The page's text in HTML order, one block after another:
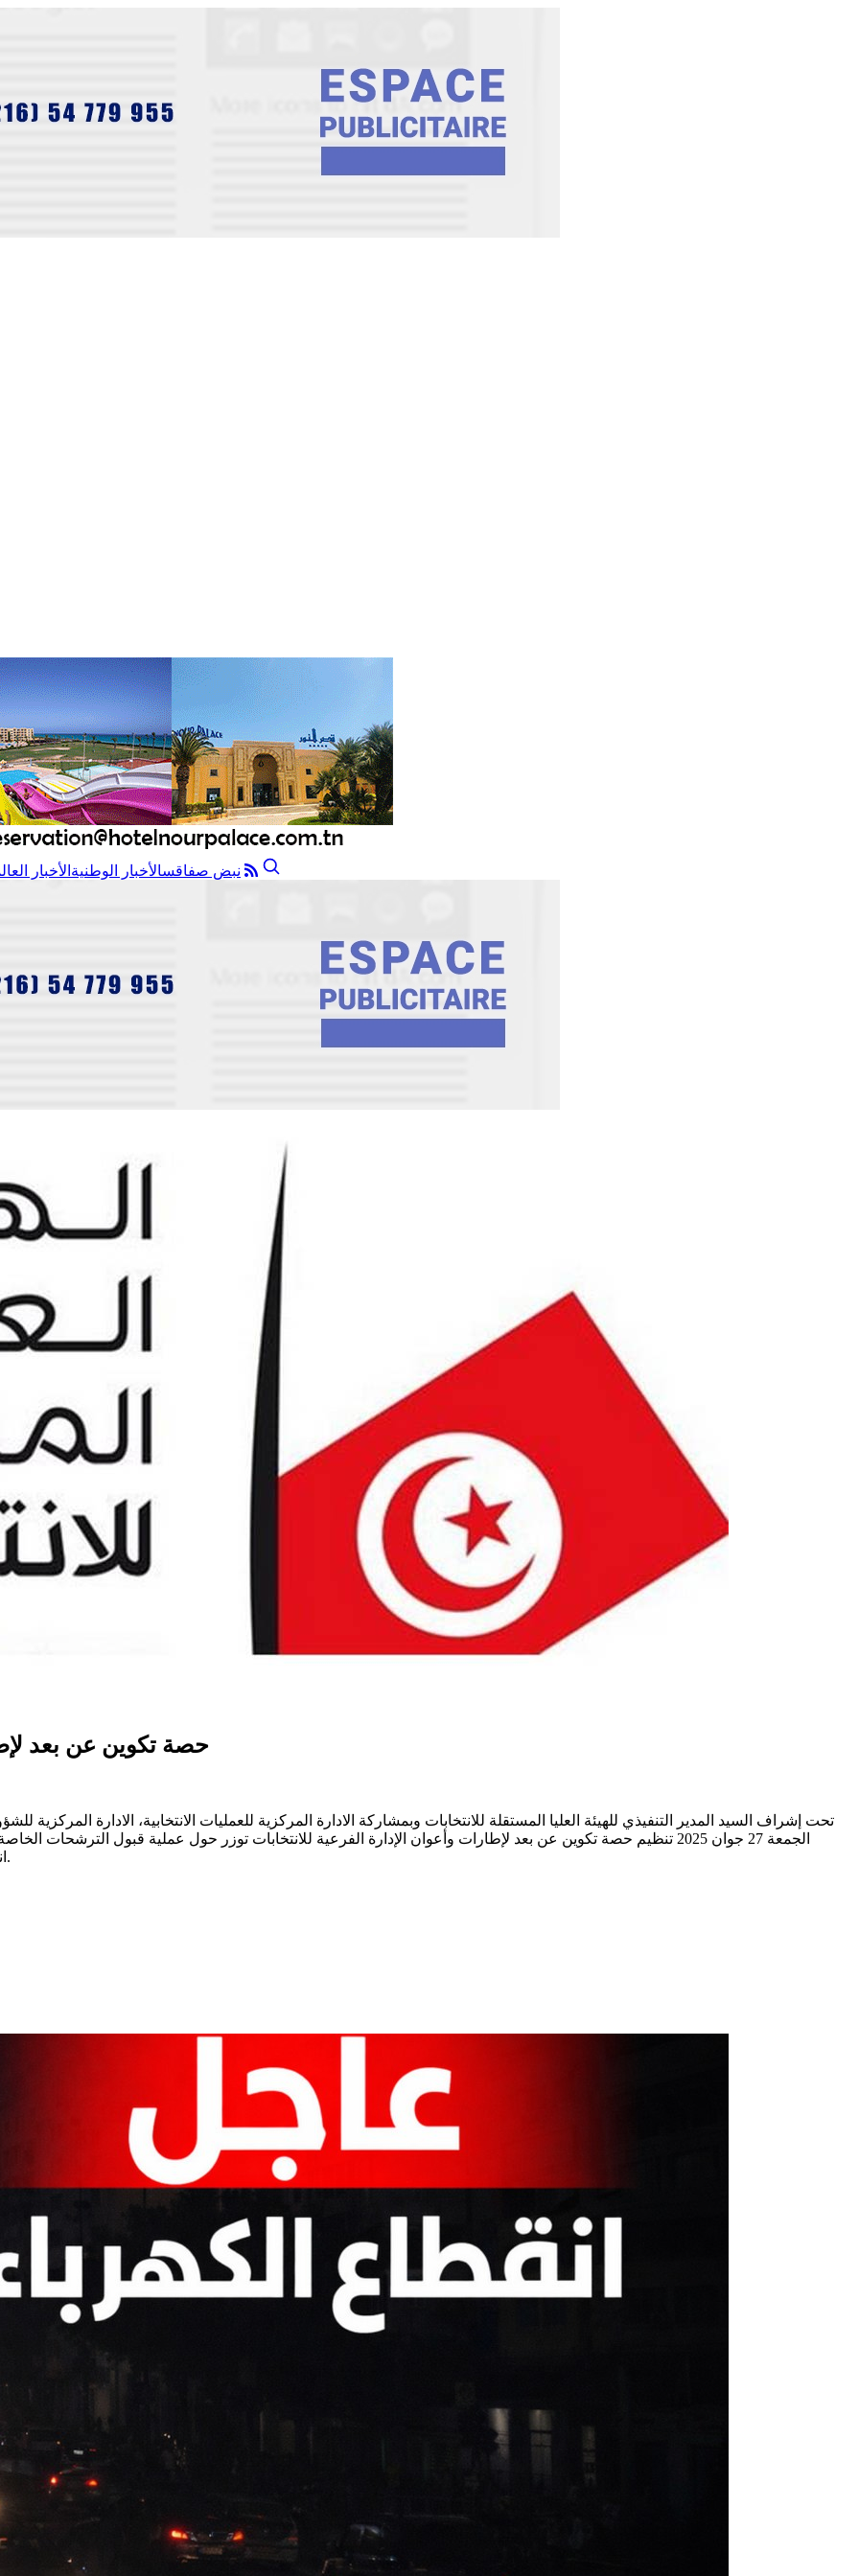
نبض صفاقسالأخبار الوطنية الأخبار
حصة تكوين عن بعد
تحت إشراف السيد المدير التنفيذي للهيئة العليا المستقلة للانتخابات وبمشاركة الادارة المركزية للعمليات الانتخابية، الادارة المركزية
الجمعة 27 جوان 2025 تنظيم حصة تكوين عن بعد لإطارات وأعوان الإدارة الفرعية للانتخابات توزر حول عملية قبول
انطلاقها يوم الاثنين 30 جوان 2025 إلى غاية يوم الاربعاء 09 جويلية 2025.